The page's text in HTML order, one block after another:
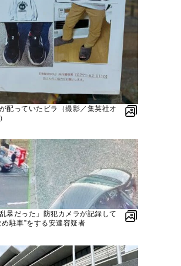
配っていたビラ（撮影／集英社オ
乱暴だった」防犯カメラが記録して
め駐車”をする安達容疑者